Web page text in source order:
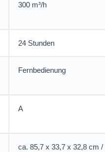
300 m³/h
24 Stunden
Fernbedienung
A
ca. 85,7 x 33,7 x 32,8 cm /